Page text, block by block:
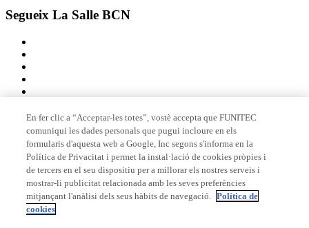
Segueix La Salle BCN
Membre de
Acreditacions
En fer clic a “Acceptar-les totes”, vostè accepta que FUNITEC
comuniqui les dades personals que pugui incloure en els
formularis d'aquesta web a Google, Inc segons s'informa en la
Política de Privacitat i permet la instal·lació de cookies pròpies i
de tercers en el seu dispositiu per a millorar els nostres serveis i
mostrar-li publicitat relacionada amb les seves preferències
mitjançant l'anàlisi dels seus hàbits de navegació. Política de
cookies